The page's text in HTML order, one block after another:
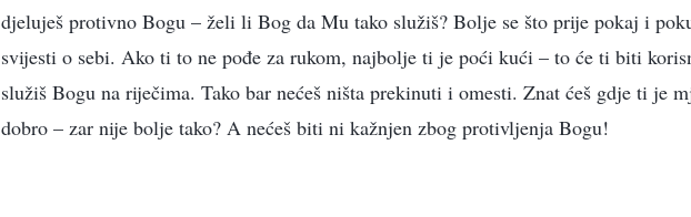
djeluješ protivno Bogu – želi li Bog da Mu tako služiš? Bolje se što prije pokaj i
svijesti o sebi. Ako ti to ne pođe za rukom, najbolje ti je poći kući – to će ti biti
služiš Bogu na riječima. Tako bar nećeš ništa prekinuti i omesti. Znat ćeš gdje ti je
dobro – zar nije bolje tako? A nećeš biti ni kažnjen zbog protivljenja Bogu!